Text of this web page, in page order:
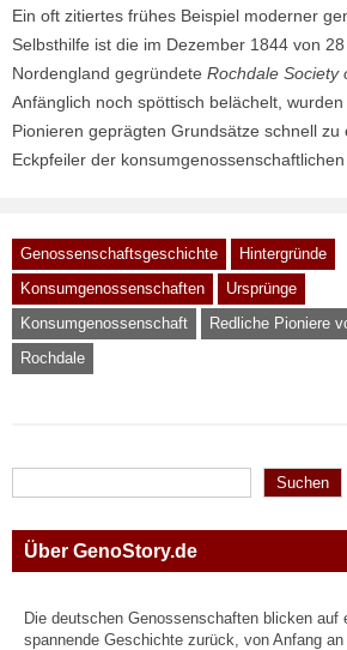
Ein oft zitiertes frühes Beispiel moderner
Selbsthilfe ist die im Dezember 1844 von
Nordengland gegründete Rochdale Society
Anfänglich noch spöttisch belächelt,
Pionieren geprägten Grundsätze schnell zu
Eckpfeiler der konsumgenossenschaftlichen
Genossenschaftsgeschichte
Hintergründe
Konsumgenossenschaften
Ursprünge
Konsumgenossenschaft
Redliche Pioniere
Rochdale
Suchen
Suchen
Über GenoStory.de
Die deutschen Genossenschaften blicken auf
spannende Geschichte zurück, von Anfang